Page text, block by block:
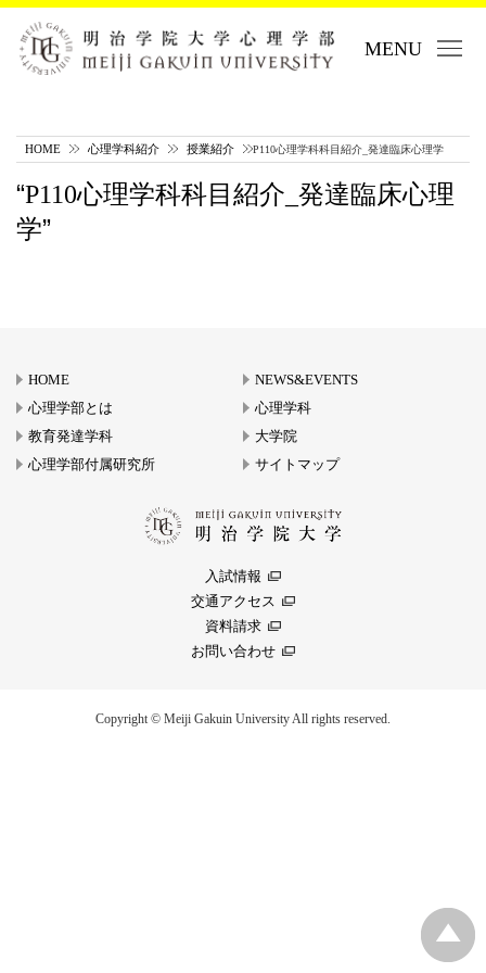
MENU
HOME 心理学科紹介 授業紹介 P110心理学科科目紹介_発達臨床心理学
P110心理学科科目紹介_発達臨床心理
学
HOME
NEWS&EVENTS
心理学部とは
心理学科
教育発達学科
大学院
心理学部付属研究所
サイトマップ
入試情報
交通アクセス
資料請求
お問い合わせ
Copyright © Meiji Gakuin University All rights reserved.